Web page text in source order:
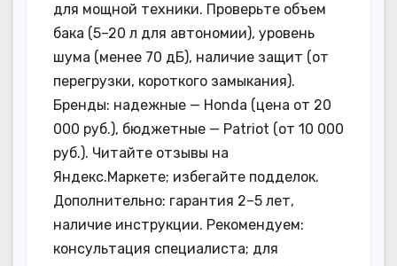
для мощной техники. Проверьте объем
бака (5–20 л для автономии), уровень
шума (менее 70 дБ), наличие защит (от
перегрузки, короткого замыкания).
Бренды: надежные — Honda (цена от 20
000 руб.), бюджетные — Patriot (от 10 000
руб.). Читайте отзывы на
Яндекс.Маркете; избегайте подделок.
Дополнительно: гарантия 2–5 лет,
наличие инструкции. Рекомендуем:
консультация специалиста; для